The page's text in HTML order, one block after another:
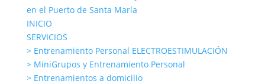
INICIO
SERVICIOS
> Entrenamiento Personal ELECTROESTIMULACIÓN
> MiniGrupos y Entrenamiento Personal
> Entrenamientos a domicilio